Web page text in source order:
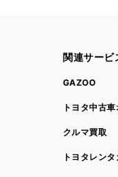
関連サービ
GAZOO
トヨタ中古
クルマ買取
トヨタレンタ